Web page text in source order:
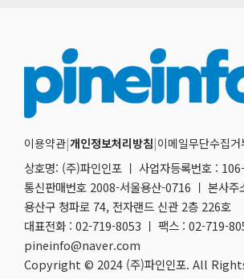
이용약관|개인정보처리방침|이메일무단수집거
상호명: (주)파인인포 ㅣ 사업자등록번호 :
통신판매번호 2008-서울용산-0716 ㅣ 본사주
용산구 청파로 74, 전자랜드 신관 2층 226호
대표전화 : 02-719-8053 ㅣ 팩스 : 02-719-
pineinfo@naver.com
Copyright © 2024 (주)파인인포. All